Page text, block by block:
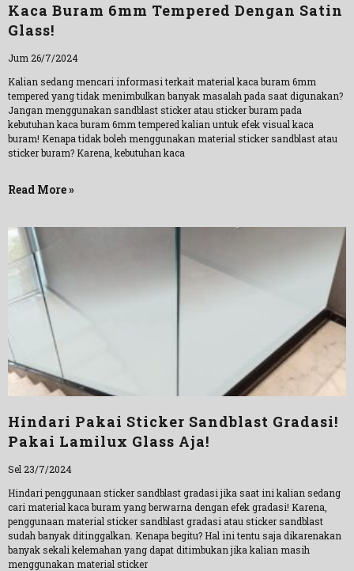
Kaca Buram 6mm Tempered Dengan Satin
Glass!
Jum 26/7/2024
Kalian sedang mencari informasi terkait material kaca buram 6mm
tempered yang tidak menimbulkan banyak masalah pada saat digunakan?
Jangan menggunakan sandblast sticker atau sticker buram pada
kebutuhan kaca buram 6mm tempered kalian untuk efek visual kaca
buram! Kenapa tidak boleh menggunakan material sticker sandblast atau
sticker buram? Karena, kebutuhan kaca
Read More »
Hindari Pakai Sticker Sandblast Gradasi!
Pakai Lamilux Glass Aja!
Sel 23/7/2024
Hindari penggunaan sticker sandblast gradasi jika saat ini kalian sedang
cari material kaca buram yang berwarna dengan efek gradasi! Karena,
penggunaan material sticker sandblast gradasi atau sticker sandblast
sudah banyak ditinggalkan. Kenapa begitu? Hal ini tentu saja dikarenakan
banyak sekali kelemahan yang dapat ditimbukan jika kalian masih
menggunakan material sticker